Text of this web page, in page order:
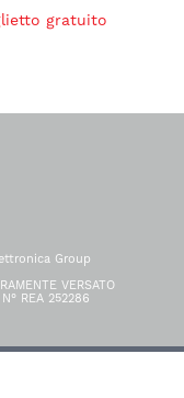
gratuito
Group
VERSATO
REA 252286